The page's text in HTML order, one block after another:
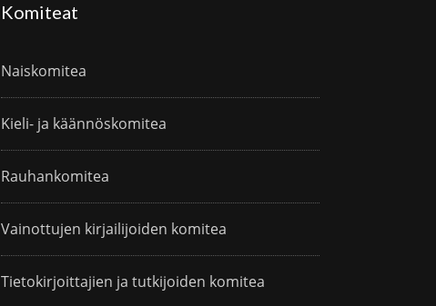
Komiteat
Naiskomitea
Kieli- ja käännöskomitea
Rauhankomitea
Vainottujen kirjailijoiden komitea
Tietokirjoittajien ja tutkijoiden komitea